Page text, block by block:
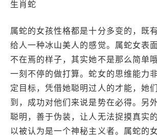
生肖蛇
属蛇的女孩性格都是十分多变的，既
给人一种冰山美人的感觉。属蛇女表
不在焉的样子，其实她不是那么简单
一刻不停的做打算。蛇女的思维能力
定目标，凭借她聪明过人的才能，她
到，成功对他们来说是势在必得。另
聪明，善于伪装，让人无法捉摸真实
以被认为是一个神秘主义者。属蛇的